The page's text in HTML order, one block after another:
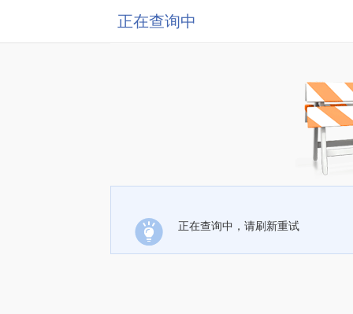
正在查询中
正在查询中，请刷新重试